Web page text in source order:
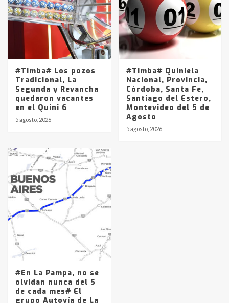
#Timba# Los pozos
Tradicional, La
Segunda y Revancha
quedaron vacantes
en el Quini 6
5 agosto, 2026
#Timba# Quiniela
Nacional, Provincia,
Córdoba, Santa Fe,
Santiago del Estero,
Montevideo del 5 de
Agosto
5 agosto, 2026
#En La Pampa, no se
olvidan nunca del 5
de cada mes# El
grupo Autovía de La